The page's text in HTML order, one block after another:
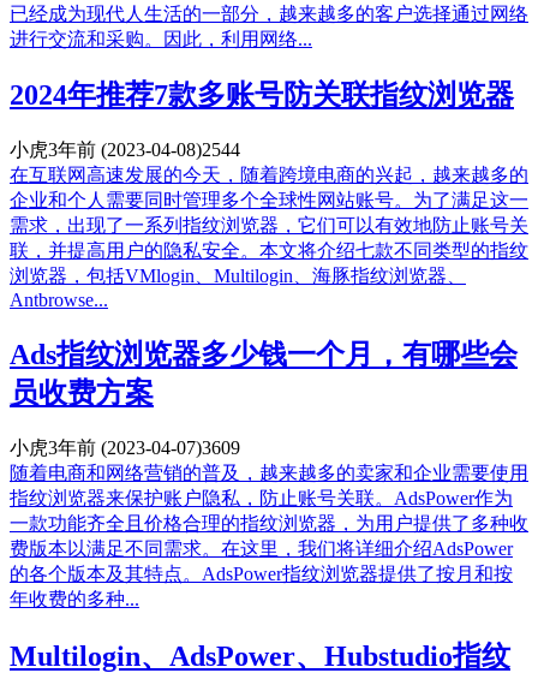
已经成为现代人生活的一部分，越来越多的客户选择通过网络
进行交流和采购。因此，利用网络...
2024年推荐7款多账号防关联指纹浏览器
小虎3年前 (2023-04-08)2544
在互联网高速发展的今天，随着跨境电商的兴起，越来越多的
企业和个人需要同时管理多个全球性网站账号。为了满足这一
需求，出现了一系列指纹浏览器，它们可以有效地防止账号关
联，并提高用户的隐私安全。本文将介绍七款不同类型的指纹
浏览器，包括VMlogin、Multilogin、海豚指纹浏览器、
Antbrowse...
Ads指纹浏览器多少钱一个月，有哪些会
员收费方案
小虎3年前 (2023-04-07)3609
随着电商和网络营销的普及，越来越多的卖家和企业需要使用
指纹浏览器来保护账户隐私，防止账号关联。AdsPower作为
一款功能齐全且价格合理的指纹浏览器，为用户提供了多种收
费版本以满足不同需求。在这里，我们将详细介绍AdsPower
的各个版本及其特点。AdsPower指纹浏览器提供了按月和按
年收费的多种...
Multilogin、AdsPower、Hubstudio指纹